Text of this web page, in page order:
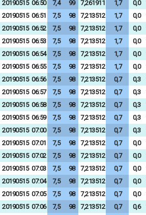
20190515 06:50 7,4 99 7,261911 1,7 0,0
20190515 06:51 7,5 98 7,213512 1,7 0,0
20190515 06:52 7,5 98 7,213512 1,7 0,0
20190515 06:53 7,5 98 7,213512 1,7 0,0
20190515 06:54 7,5 98 7,213512 1,7 0,0
20190515 06:55 7,5 98 7,213512 1,7 0,0
20190515 06:56 7,5 98 7,213512 0,7 0,3
20190515 06:57 7,5 98 7,213512 0,7 0,3
20190515 06:58 7,5 98 7,213512 0,7 0,3
20190515 06:59 7,5 98 7,213512 0,7 0,3
20190515 07:00 7,5 98 7,213512 0,7 0,3
20190515 07:01 7,5 98 7,213512 0,7 0,0
20190515 07:02 7,5 98 7,213512 0,7 0,0
20190515 07:03 7,5 98 7,213512 0,7 0,0
20190515 07:04 7,5 98 7,213512 0,7 0,0
20190515 07:05 7,5 98 7,213512 0,7 0,0
20190515 07:06 7,5 98 7,213512 0,7 0,6